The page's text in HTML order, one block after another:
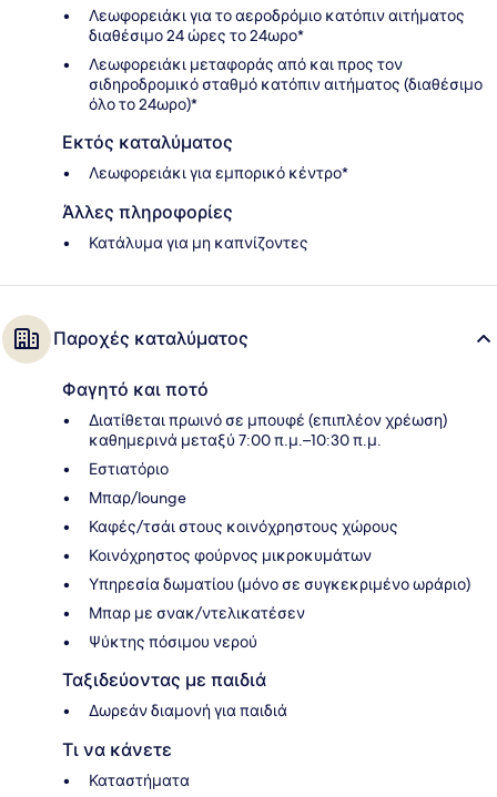
Λεωφορειάκι για το αεροδρόμιο κατόπιν αιτήματος
διαθέσιμο 24 ώρες το 24ωρο*
Λεωφορειάκι μεταφοράς από και προς τον
σιδηροδρομικό σταθμό κατόπιν αιτήματος (διαθέσιμο
όλο το 24ωρο)*
Εκτός καταλύματος
Λεωφορειάκι για εμπορικό κέντρο*
Άλλες πληροφορίες
Κατάλυμα για μη καπνίζοντες
Παροχές καταλύματος
Φαγητό και ποτό
Διατίθεται πρωινό σε μπουφέ (επιπλέον χρέωση)
καθημερινά μεταξύ 7:00 π.μ.–10:30 π.μ.
Εστιατόριο
Μπαρ/lounge
Καφές/τσάι στους κοινόχρηστους χώρους
Κοινόχρηστος φούρνος μικροκυμάτων
Υπηρεσία δωματίου (μόνο σε συγκεκριμένο ωράριο)
Μπαρ με σνακ/ντελικατέσεν
Ψύκτης πόσιμου νερού
Ταξιδεύοντας με παιδιά
Δωρεάν διαμονή για παιδιά
Τι να κάνετε
Καταστήματα